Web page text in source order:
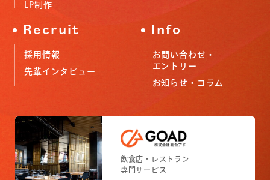
LP制作
Recruit
採用情報
先輩インタビュー
Info
お問い合わせ・
エントリー
お知らせ・コラム
小売店舗
専門サービス
フィットネスジム
専門サービス
飲食店・レストラン
専門サービス
小売店舗
専門サービス
フィットネスジム
専門サービス